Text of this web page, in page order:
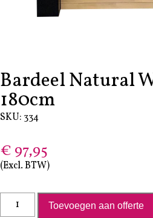
Bardeel Natural
180cm
SKU: 334
€ 97,95
(Excl. BTW)
Bardeel Natural Wood Black - 180cm aantal
Toevoegen aan offerte